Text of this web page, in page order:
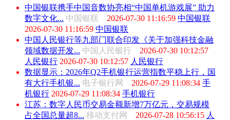
中国银联携手中国音数协亮相“中国单机游戏展” 助力
数字文化... 中国银联 2026-07-30 11:16:59 中国银联
2026-07-30 11:16:59 中国银联
中国人民银行等九部门联合印发《关于加强科技金融
领域数据开发... 中国人民银行 2026-07-30 10:12:57
人民银行 2026-07-30 10:12:57 人民银行
数据显示：2026年Q2手机银行运营指数平稳上行，国
有大行手机银... 电子银行网 2026-07-29 11:08:34 手
机银行 2026-07-29 11:08:34 手机银行
江苏：数字人民币交易金额新增7万亿元，交易规模
占全国总量超8... 移动支付网 2026-07-28 10:56:15 人